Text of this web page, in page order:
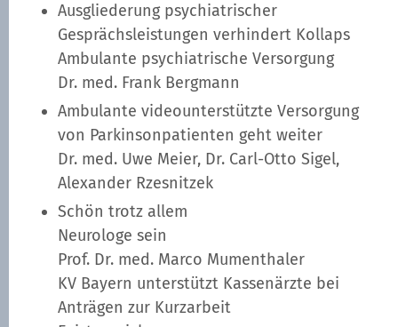
Ausgliederung psychiatrischer
Gesprächsleistungen verhindert Kollaps
Ambulante psychiatrische Versorgung
Dr. med. Frank Bergmann
Ambulante videounterstützte Versorgung
von Parkinsonpatienten geht weiter
Dr. med. Uwe Meier, Dr. Carl-Otto Sigel,
Alexander Rzesnitzek
Schön trotz allem
Neurologe sein
Prof. Dr. med. Marco Mumenthaler
KV Bayern unterstützt Kassenärzte bei
Anträgen zur Kurzarbeit